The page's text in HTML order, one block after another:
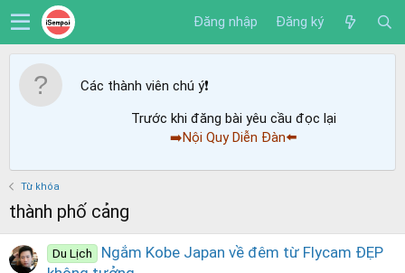
Đăng nhập Đăng ký
Các thành viên chú ý❗️
Trước khi đăng bài yêu cầu đọc lại
➡️Nội Quy Diễn Đàn⬅️
Từ khóa
thành phố cảng
Du Lịch
Ngắm Kobe Japan về đêm từ Flycam ĐẸP